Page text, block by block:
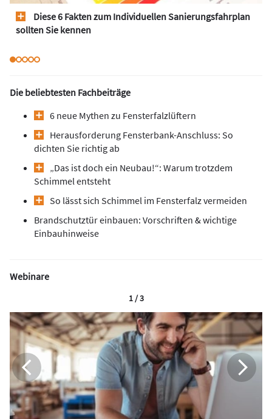
Diese 6 Fakten zum Individuellen Sanierungsfahrplan
sollten Sie kennen
Die beliebtesten Fachbeiträge
6 neue Mythen zu Fensterfalzlüftern
Herausforderung Fensterbank-Anschluss: So
dichten Sie richtig ab
„Das ist doch ein Neubau!“: Warum trotzdem
Schimmel entsteht
So lässt sich Schimmel im Fensterfalz vermeiden
Brandschutztür einbauen: Vorschriften & wichtige
Einbauhinweise
Webinare
1 / 3